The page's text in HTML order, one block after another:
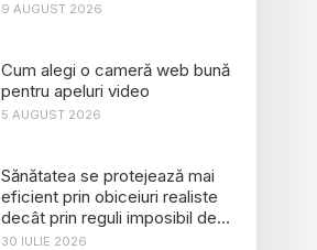
9 AUGUST 2026
Cum alegi o cameră web bună
pentru apeluri video
5 AUGUST 2026
Sănătatea se protejează mai
eficient prin obiceiuri realiste
decât prin reguli imposibil de
menținut
30 IULIE 2026